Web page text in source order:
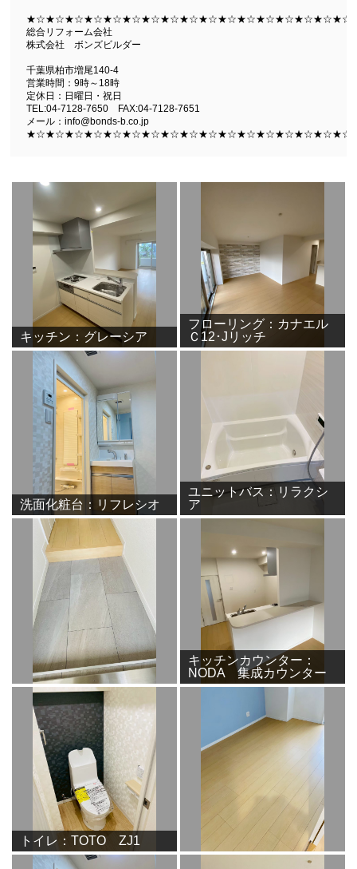
★☆★☆★☆★☆★☆★☆★☆★☆★☆★☆★☆★☆★☆★☆★☆★☆★☆
総合リフォーム会社
株式会社 ボンズビルダー
千葉県柏市増尾140-4
営業時間：9時～18時
定休日：日曜日・祝日
TEL:04-7128-7650 FAX:04-7128-7651
メール：info@bonds-b.co.jp
★☆★☆★☆★☆★☆★☆★☆★☆★☆★☆★☆★☆★☆★☆★☆★☆★☆
キッチン：グレーシア
フローリング：カナエル
Ｃ12･Jリッチ
洗面化粧台：リフレシオ
ユニットバス：リラクシ
ア
キッチンカウンター：
NODA 集成カウンター
トイレ：TOTO ZJ1